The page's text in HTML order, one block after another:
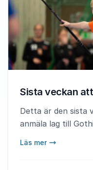
Sista veckan
Detta är den sista
anmäla lag till
Läs mer